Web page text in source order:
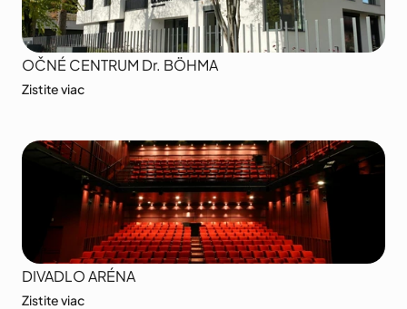
OČNÉ CENTRUM Dr. BÖHMA
Zistite viac
DIVADLO ARÉNA
Zistite viac